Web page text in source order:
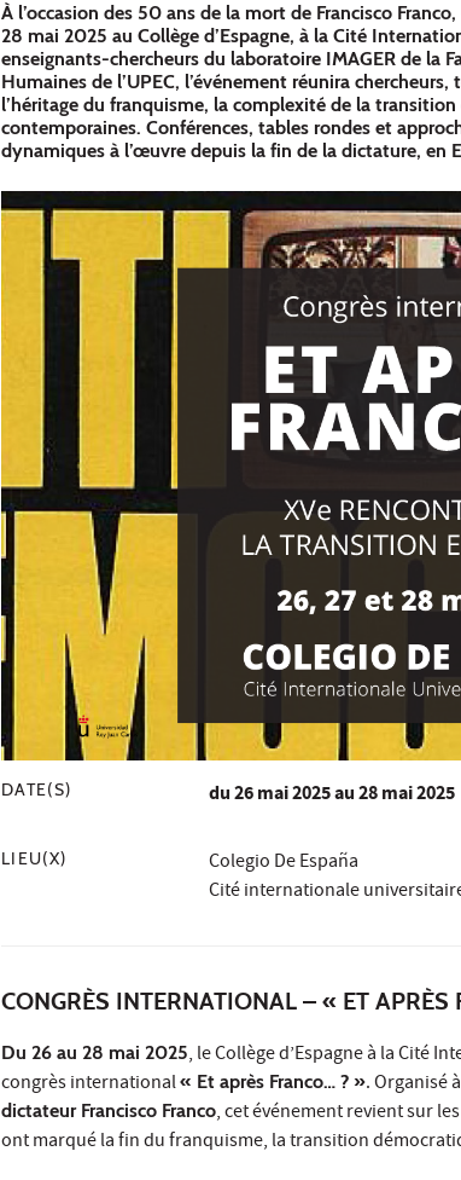
À l’occasion des 50 ans de la mort de Francisco
28 mai 2025 au Collège d’Espagne, à la Cité
enseignants-chercheurs du laboratoire IMAGER de la
Humaines de l’UPEC, l’événement réunira
l’héritage du franquisme, la complexité de la
contemporaines. Conférences, tables rondes et
dynamiques à l’œuvre depuis la fin de la dictature, en
DATE(S) du26 mai 2025au 28 mai 2025
LIEU(X)
Colegio De España
Cité internationale
CONGRÈS INTERNATIONAL – « ET APRÈS
Du 26 au 28 mai 2025, le Collège d’Espagne à la Cité
congrès international« Et après Franco… ? ». Organisé
dictateur Francisco Franco, cet événement revient sur
ont marqué la fin du franquisme, la transition